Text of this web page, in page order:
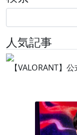
人気記事
【VALORANT】